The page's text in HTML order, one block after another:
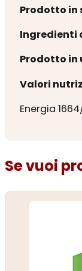
Prodotto in
Ingredienti
Prodotto in
Valori
Energia
Se vuoi